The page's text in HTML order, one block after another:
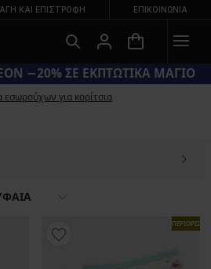
ΚΑΙ ΕΠΙΣΤΡΟΦΉ ΕΠΙΚΟΙΝΩΝΊΑ
−20% ΣΕ ΕΚΠΤΩΤΙΚΑ ΜΑΓΙΟ
για κορίτσια